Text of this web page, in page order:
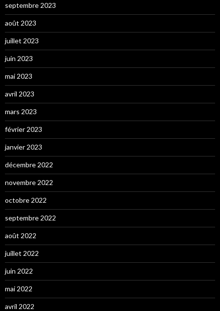
septembre 2023
août 2023
juillet 2023
juin 2023
mai 2023
avril 2023
mars 2023
février 2023
janvier 2023
décembre 2022
novembre 2022
octobre 2022
septembre 2022
août 2022
juillet 2022
juin 2022
mai 2022
avril 2022